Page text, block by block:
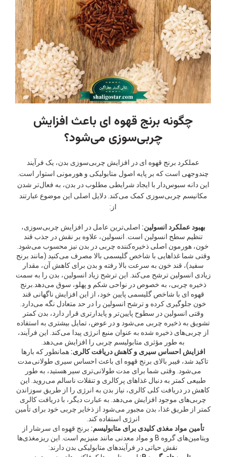
چگونه برنج قهوه ای باعث افزایش
چربی‌سوزی می‌شود؟
عملکرد برنج قهوه ای در افزایش چربی‌سوزی بدن، یک فرآیند
چندوجهی است که بر پایه اصول متابولیکی و هورمونی استوار است.
این دانه سبوس‌دار با ایجاد شرایطی مطلوب در بدن، به فعال‌تر شدن
مکانیسم چربی‌سوزی کمک می‌کند. دلایل اصلی این موضوع عبارتند
از:
بهبود عملکرد انسولین: اصلی‌ترین عامل در افزایش چربی‌سوزی،
تنظیم سطح انسولین است. انسولین، علاوه بر نقش در جذب قند
خون، هورمون اصلی ذخیره‌کننده چربی در بدن نیز محسوب می‌شود.
وقتی شما غذاهایی با شاخص گلیسمی بالا مصرف می‌کنید (مانند برنج
سفید)، قند خون به سرعت بالا رفته و بدن برای کاهش آن، مقدار
زیادی انسولین ترشح می‌کند. این ترشح زیاد انسولین، بدن را به سمت
ذخیره چربی، به خصوص در نواحی شکم و پهلو، سوق می‌دهد.برنج
قهوه ای با شاخص گلیسمی پایین خود، از این افزایش ناگهانی قند
خون جلوگیری کرده و ترشح انسولین را در حد متعادل نگه می‌دارد.
وقتی انسولین در سطوح پایین‌تر و پایدارتری قرار دارد، بدن کمتر
تشویق به ذخیره چربی می‌شود و در عوض، تمایل بیشتری به استفاده
از چربی‌های ذخیره شده به عنوان منبع انرژی پیدا می‌کند. این فرآیند،
به طور مؤثری متابولیسم چربی را افزایش می‌دهد.
افزایش احساس سیری و کاهش دریافت کالری: همانطور که بارها
تاکید شد، فیبر بالای برنج قهوه ای باعث احساس سیری طولانی‌مدت
می‌شود. وقتی شما برای مدت طولانی‌تری سیر هستید، به طور
طبیعی کمتر به دنبال غذاهای پرکالری و تنقلات ناسالم می‌روید. این
کاهش در دریافت کلی کالری، نیاز بدن به انرژی را از طریق سوزاندن
چربی‌های موجود افزایش می‌دهد. به عبارت دیگر، با دریافت کالری
کمتر از طریق غذا، بدن مجبور می‌شود از ذخایر چربی خود برای تأمین
انرژی استفاده کند.
تأمین مواد مغذی کلیدی برای متابولیسم: برنج قهوه ای سرشار از
ویتامین‌های گروه B و مواد معدنی مانند منیزیم است. این ریزمغذی‌ها
نقش حیاتی در فرآیندهای متابولیکی بدن دارند: